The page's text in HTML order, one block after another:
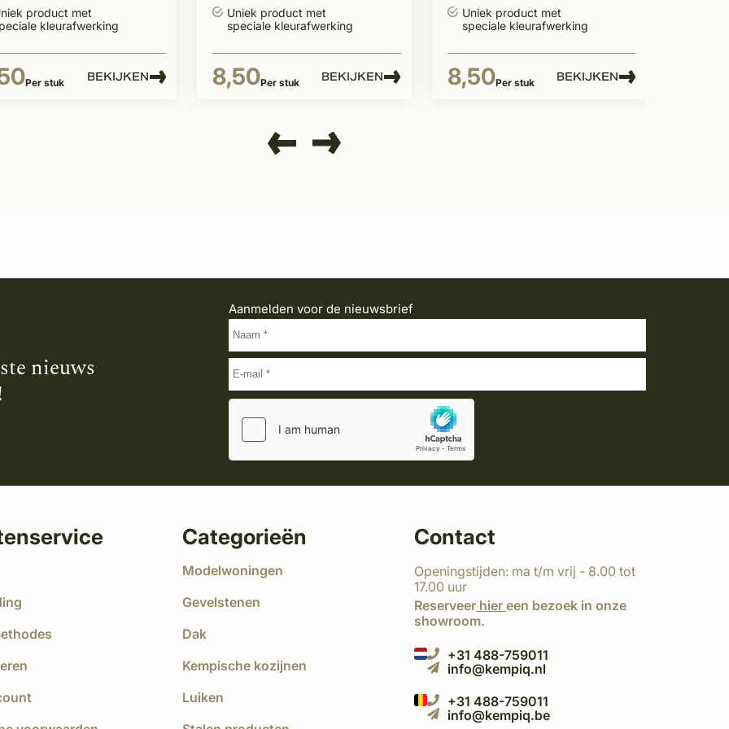
product met
kleurafwerking
Per stuk BEKIJKEN
Uniek product met
speciale kleurafwerking
8,50Per stuk BEKIJKEN
Uniek product met
speciale kleurafwerking
8,50Per stuk BEKIJKEN
nieuws
Aanmelden voor de nieuwsbrief
Categorieën
Modelwoningen
Gevelstenen
Dak
Kempische kozijnen
Luiken
Contact
Openingstijden: ma t/m vrij - 8.00 tot
17.00 uur
Reserveer hier een bezoek in onze
showroom.
+31 488-759011
info@kempiq.nl
+31 488-759011
info@kempiq.be